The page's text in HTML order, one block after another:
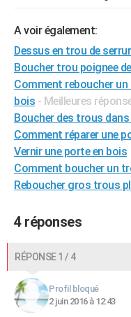
BONS PLANS
Carte de Noël
Carte Bonne année
Carte Saint-Valentin
Carte Pâques
Carte d'anniversaire
DICTIONNAIRE
Dictionnaire
Biographies
Citations
Expressions
Proverbes
PROGRAMME TV
COPAINS D'AVANT
S'inscrire
Se connecter
Lycées
Collèges
Primaires
Universités
Entreprises
Service militaire
Avis de recherche
AVIS DE DÉCÈS
Bricolage
Lifestyle
Culture
Sport
Auto
Television
Voyage
Cinema
A voir également:
Dessus en trou de
Boucher trou poignee
Comment reboucher
bois - Meilleures
Boucher des trous
Comment réparer une
Vernir une porte en bois
Comment boucher un
Reboucher gros trous
4 réponses
RÉPONSE 1 / 4
Profil bloqué
2 juin 2016 à 12:43